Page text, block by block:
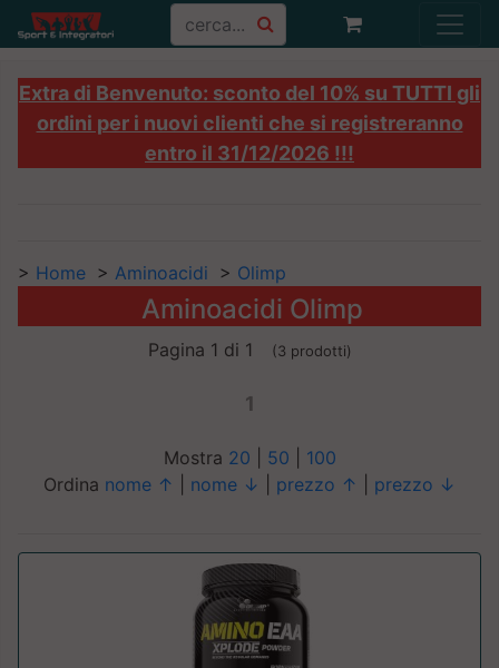
Extra di Benvenuto: sconto del 10% su TUTTI gli
ordini per i nuovi clienti che si registreranno
entro il 31/12/2026 !!!
> Home > Aminoacidi > Olimp
Aminoacidi Olimp
Pagina 1 di 1 (3 prodotti)
1
Mostra 20 50
100
Ordina nome ↑ nome ↓ prezzo ↑ prezzo ↓